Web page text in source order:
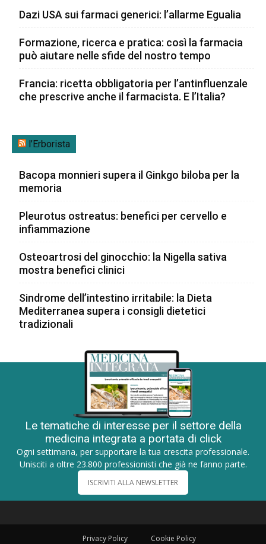
Dazi USA sui farmaci generici: l’allarme Egualia
Formazione, ricerca e pratica: così la farmacia
può aiutare nelle sfide del nostro tempo
Francia: ricetta obbligatoria per l’antinfluenzale
che prescrive anche il farmacista. E l’Italia?
l’Erborista
Bacopa monnieri supera il Ginkgo biloba per la
memoria
Pleurotus ostreatus: benefici per cervello e
infiammazione
Osteoartrosi del ginocchio: la Nigella sativa
mostra benefici clinici
Sindrome dell’intestino irritabile: la Dieta
Mediterranea supera i consigli dietetici
tradizionali
Le tematiche di interesse per il settore della
medicina integrata a portata di click
Ogni settimana, per supportare la tua crescita professionale.
Unisciti a oltre 23.800 professionisti che già ne fanno parte.
ISCRIVITI ALLA NEWSLETTER
Privacy Policy Cookie Policy